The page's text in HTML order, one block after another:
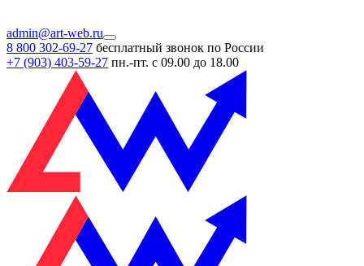
admin@art-web.ru
8 800 302-69-27 бесплатный звонок по России
+7 (903) 403-59-27 пн.-пт. с 09.00 до 18.00